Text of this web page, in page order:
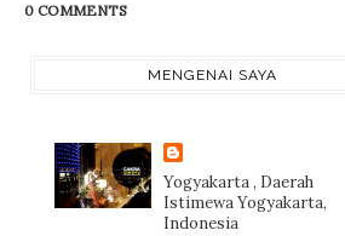
0 COMMENTS
MENGENAI SAYA
Yogyakarta , Daerah
Istimewa Yogyakarta,
Indonesia